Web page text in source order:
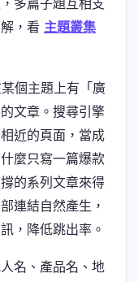
多篇子題互相支
，看 主題叢集
個主題上有「廣
文章。搜尋引擎
近的頁面，當成
麼只寫一篇爆款
的系列文章來得
連結自然產生，
，降低跳出率。
名、產品名、地